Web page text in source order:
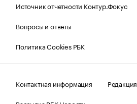
Источник отчетности Контур.Фокус
Вопросы и ответы
Политика Cookies РБК
Контактная информация
Редакция